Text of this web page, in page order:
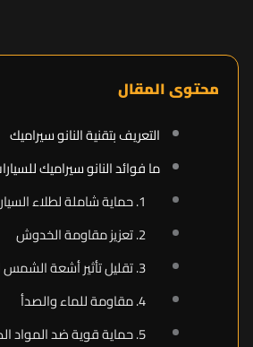
محتوى المقال
التعريف بتقنية النانو سيراميك
ما فوائد النانو سيراميك
1. حماية شاملة لطلاء السيارة
2. تعزيز مقاومة الخدوش
3. تقليل تأثير أشعة الشمس الضارة
4. مقاومة للماء والصدأ
5. حماية قوية ضد المواد الكيميائية